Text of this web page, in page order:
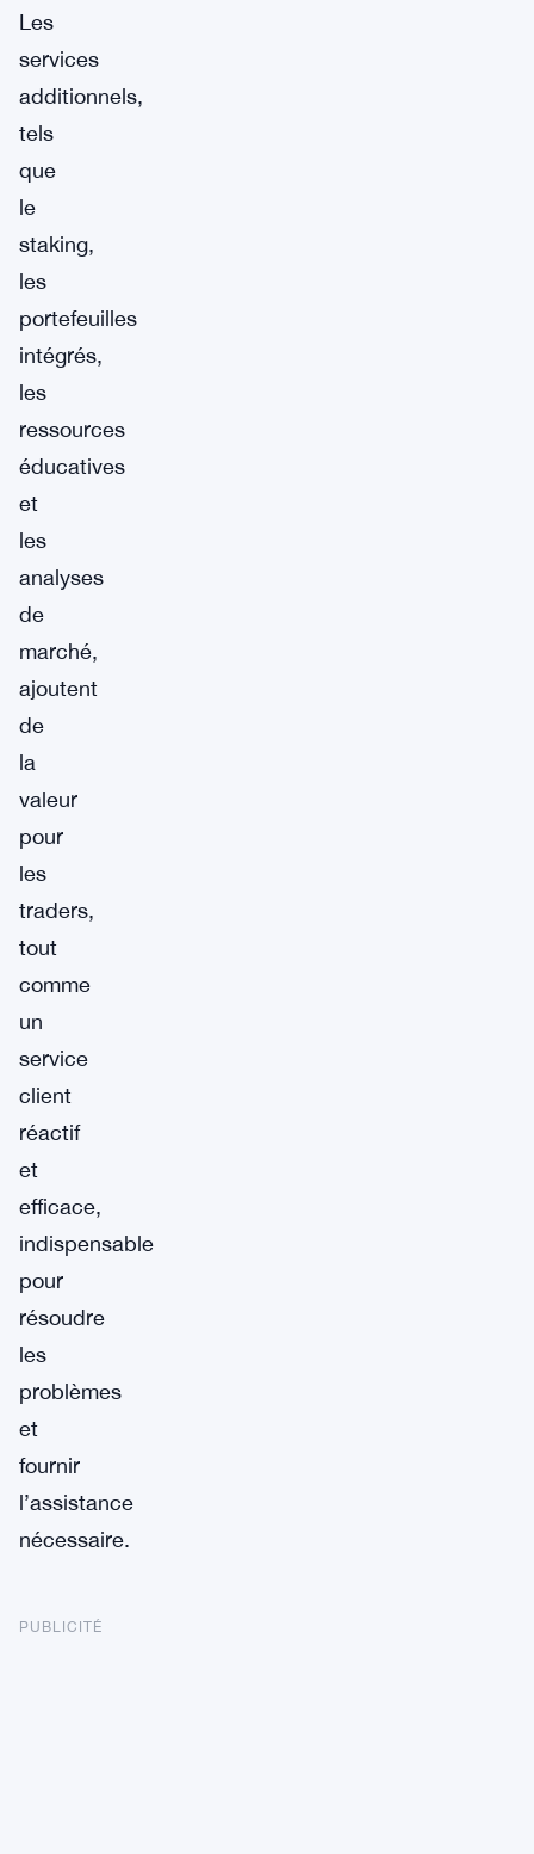
Les
services
additionnels,
tels
que
le
staking,
les
portefeuilles
intégrés,
les
ressources
éducatives
et
les
analyses
de
marché,
ajoutent
de
la
valeur
pour
les
traders,
tout
comme
un
service
client
réactif
et
efficace,
indispensable
pour
résoudre
les
problèmes
et
fournir
l’assistance
nécessaire.
PUBLICITÉ